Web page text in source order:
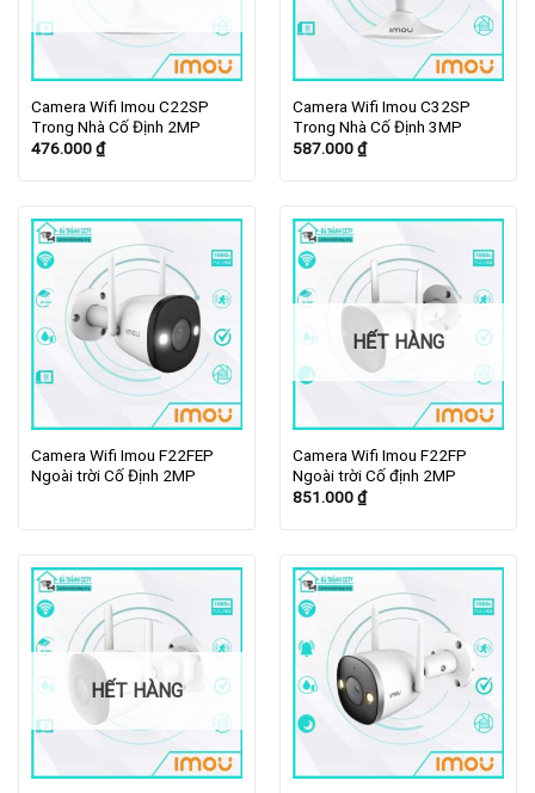
Camera Wifi Imou C22SP
Trong Nhà Cố Định 2MP
476.000₫
Camera Wifi Imou C32SP
Trong Nhà Cố Định 3MP
587.000₫
Camera Wifi Imou F22FEP
Ngoài trời Cố Định 2MP
HẾT HÀNG
Camera Wifi Imou F22FP
Ngoài trời Cố định 2MP
851.000₫
HẾT HÀNG